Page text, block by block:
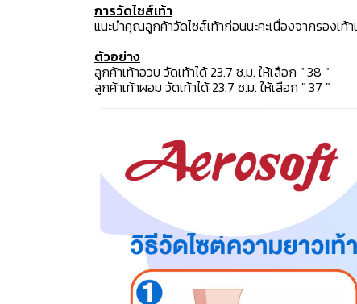
การวัดไซส์เท้า
แนะนำคุณลูกค้าวัดไซส์เท้าก่อนนะคะเนื่องจากรองเ
ตัวอย่าง
ลูกค้าเท้าอวบ วัดเท้าได้ 23.7 ซ.ม. ให้เลือก " 38 "
ลูกค้าเท้าผอม วัดเท้าได้ 23.7 ซ.ม. ให้เลือก " 37 "